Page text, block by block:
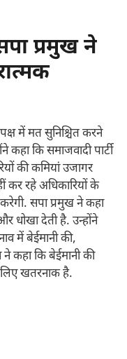
प्रमुख ने
में मत सुनिश्चित करने
कि समाजवादी पार्टी
की कमियां उजागर
कर रहे अधिकारियों के
सपा प्रमुख ने कहा
धोखा देती है. उन्होंने
में बेईमानी की,
कहा कि बेईमानी की
खतरनाक है.